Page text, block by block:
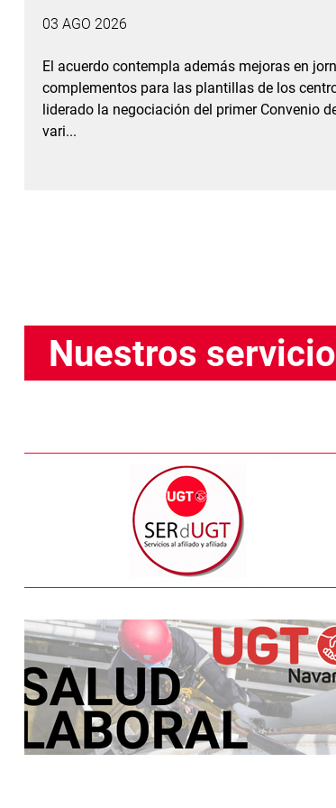
03 AGO 2026
El acuerdo contempla además mejoras en
complementos para las plantillas de los
liderado la negociación del primer Convenio
vari...
Nuestros